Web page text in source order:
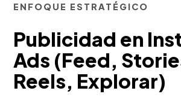
ENFOQUE ESTRATÉGICO
Publicidad en
Ads (Feed,
Reels, Explorar)